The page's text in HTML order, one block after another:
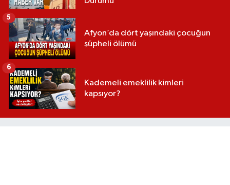
Afyon’da dört yaşındaki çocuğun
şüpheli ölümü
5
Kademeli emeklilik kimleri
kapsıyor?
6